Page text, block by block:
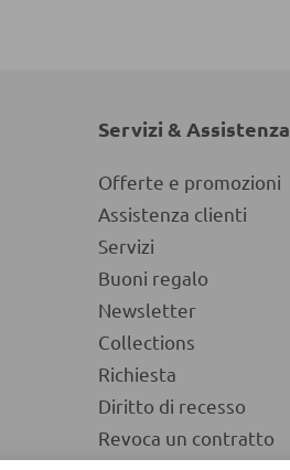
Servizi & Assistenza
Offerte e promozioni
Assistenza clienti
Servizi
Buoni regalo
Newsletter
Collections
Richiesta
Diritto di recesso
Revoca un contratto